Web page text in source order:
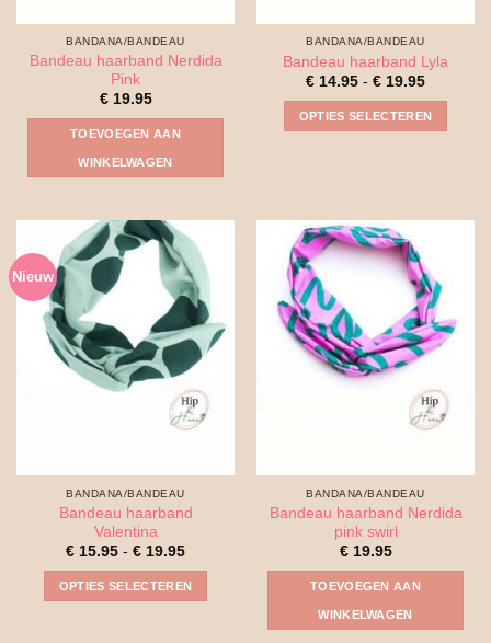
BANDANA/BANDEAU
Bandeau haarband Nerdida
Pink
€19.95
TOEVOEGEN AAN
WINKELWAGEN
BANDANA/BANDEAU
Bandeau haarband Lyla
€ 14.95 - € 19.95
tot
€ 19.95
OPTIES SELECTEREN
variaties.
Deze
gekozen
worden
op
productpagina
Nieuw
BANDANA/BANDEAU
Bandeau haarband
Valentina
€ 15.95 - € 19.95Prijsklasse:
tot
€ 19.95
OPTIES SELECTEREN
BANDANA/BANDEAU
Bandeau haarband Nerdida
pink swirl
€19.95
TOEVOEGEN AAN
WINKELWAGEN